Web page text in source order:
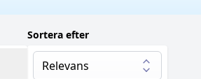
Sortera efter